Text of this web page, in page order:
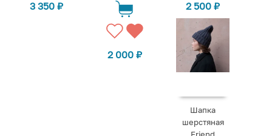
3 350₽
2 000 ₽
2 500₽
Шапка
шерстяная